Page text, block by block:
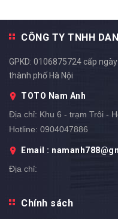
CÔNG TY TNHH
GPKD: 0106875724 cấp
thành phố Hà Nội
TOTO Nam Anh
Địa chỉ: Khu 6 - trạm Trôi -
Hotline: 0904047886
Email :
Địa chỉ:
Chính sách